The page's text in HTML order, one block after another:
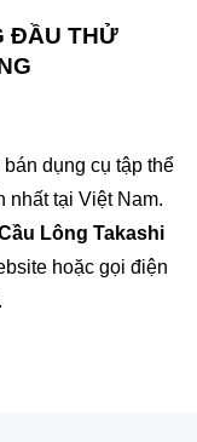
ĐẦU THỬ
dụng cụ tập thể
nhất tại Việt Nam.
Lông Takashi
hoặc gọi điện